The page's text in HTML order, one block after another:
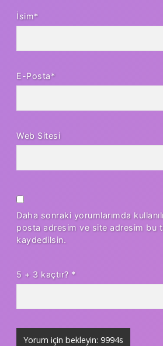
İsim*
E-Posta*
Web Sitesi
Daha sonraki yorumlarımda
posta adresim ve site adresim bu
kaydedilsin.
5 + 3 kaçtır? *